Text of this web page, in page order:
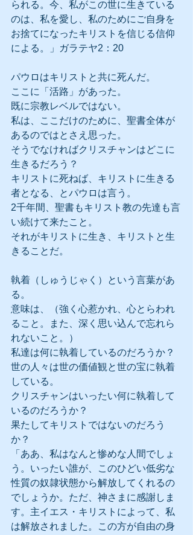
られる。今、私がこの世に生きている
のは、私を愛し、私のためにご自身を
お捨てになったキリストを信じる信仰
による。」ガラテヤ2：20
パウロはキリストと共に死んだ。
ここに「活路」があった。
既に宗教レベルではない。
私は、ここだけのために、聖書全体が
あるのではとさえ思った。
そうでなければクリスチャンはどこに
生きるだろう？
キリストに死ねば、キリストに生きる
者となる、とパウロは言う。
2千年間、聖書もキリスト教の先達も言
い続けて来たこと。
それがキリストに生き、キリストと生
きることだ。
執着（しゅうじゃく）という言葉があ
る。
意味は、（強く心惹かれ、心とらわれ
ること。また、深く思い込んで忘れら
れないこと。）
私達は何に執着しているのだろうか？
世の人々は世の価値観と世の宝に執着
している。
クリスチャンはいったい何に執着して
いるのだろうか？
果たしてキリストではないのだろう
か？
「ああ、私はなんと惨めな人間でしょ
う。いったい誰が、このひどい低劣な
性質の奴隷状態から解放してくれるの
でしょうか。ただ、神さまに感謝しま
す。主イエス・キリストによって、私
は解放されました。この方が自由の身